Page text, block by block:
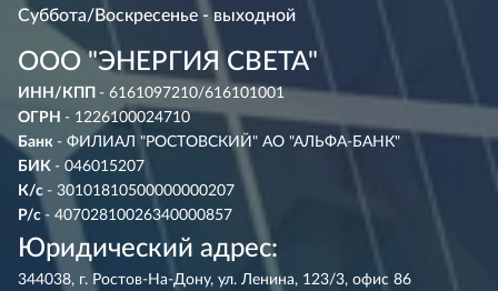
Суббота/Воскресенье - выходной
ООО "ЭНЕРГИЯ СВЕТА"
ИНН/КПП - 6161097210/616101001
ОГРН - 1226100024710
Банк - ФИЛИАЛ "РОСТОВСКИЙ" АО "АЛЬФА-БАНК"
БИК - 046015207
К/с - 30101810500000000207
Р/с - 40702810026340000857
Юридический адрес:
344038, г. Ростов-На-Дону, ул. Ленина, 123/3, офис 86